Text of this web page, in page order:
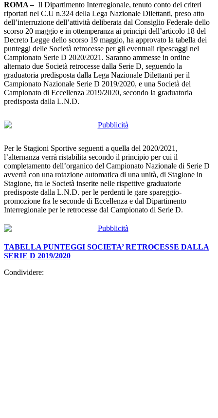
ROMA –Il Dipartimento Interregionale, tenuto conto dei criteri
riportati nel C.U n.324 della Lega Nazionale Dilettanti, preso atto
dell’interruzione dell’attività deliberata dal Consiglio Federale dello
scorso 20 maggio e in ottemperanza ai principi dell’articolo 18 del
Decreto Legge dello scorso 19 maggio, ha approvato la tabella dei
punteggi delle Società retrocesse per gli eventuali ripescaggi nel
Campionato Serie D 2020/2021. Saranno ammesse in ordine
alternato due Società retrocesse dalla Serie D, seguendo la
graduatoria predisposta dalla Lega Nazionale Dilettanti per il
Campionato Nazionale Serie D 2019/2020, e una Società del
Campionato di Eccellenza 2019/2020, secondo la graduatoria
predisposta dalla L.N.D.
Per le Stagioni Sportive seguenti a quella del 2020/2021,
l’alternanza verrà ristabilita secondo il principio per cui il
completamento dell’organico del Campionato Nazionale di Serie D
avverrà con una rotazione automatica di una unità, di Stagione in
Stagione, fra le Società inserite nelle rispettive graduatorie
predisposte dalla L.N.D. per le perdenti le gare spareggio-
promozione fra le seconde di Eccellenza e dal Dipartimento
Interregionale per le retrocesse dal Campionato di Serie D.
TABELLA PUNTEGGI SOCIETA’ RETROCESSE DALLA
SERIE D 2019/2020
Condividere: